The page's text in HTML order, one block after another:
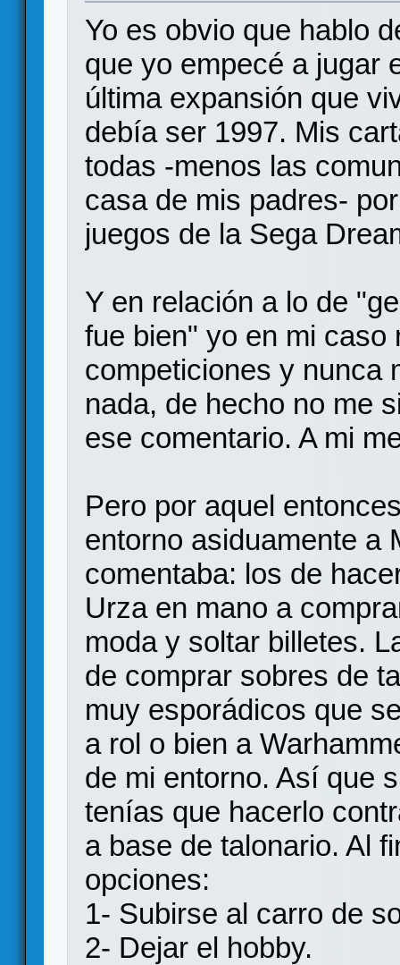
Yo es obvio que hablo
que yo empecé a jugar
última expansión que
debía ser 1997. Mis
todas -menos las
casa de mis padres-
juegos de la Sega
Y en relación a lo de
fue bien" yo en mi caso
competiciones y nunca
nada, de hecho no me
ese comentario. A mi
Pero por aquel
entorno asiduamente a
comentaba: los de
Urza en mano a
moda y soltar billetes.
de comprar sobres de
muy esporádicos que
a rol o bien a
de mi entorno. Así que
tenías que hacerlo
a base de talonario. Al
opciones:
1- Subirse al carro de
2- Dejar el hobby.